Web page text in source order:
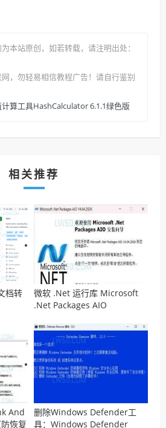
本站原创 ，如若转载，请注明出处：
，勿轻易相信教程广告！请自行鉴别
算工具HashCalculator 6.1.1绿色版
相关推荐
档转
微软 .Net 运行库 Microsoft
.Net Packages AIO
And
恢复
删除Windows Defender工
具：Windows Defender